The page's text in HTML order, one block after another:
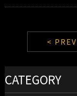
< PREV
CATEGORY